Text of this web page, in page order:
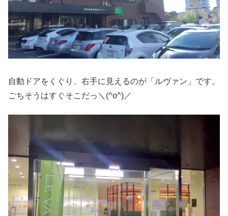
自動ドアをくぐり、右手に見えるのが「ルヴァン」です。
ごちそうはすぐそこだっ＼(^o^)／